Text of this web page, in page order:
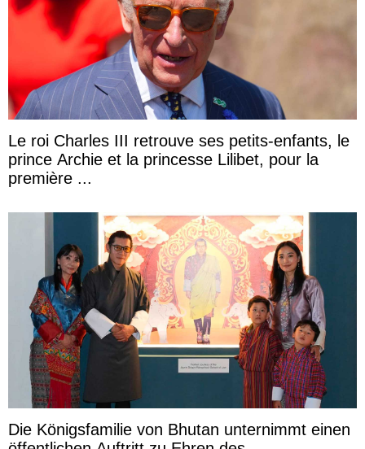
Le roi Charles III retrouve ses petits-enfants, le
prince Archie et la princesse Lilibet, pour la
première ...
Die Königsfamilie von Bhutan unternimmt einen